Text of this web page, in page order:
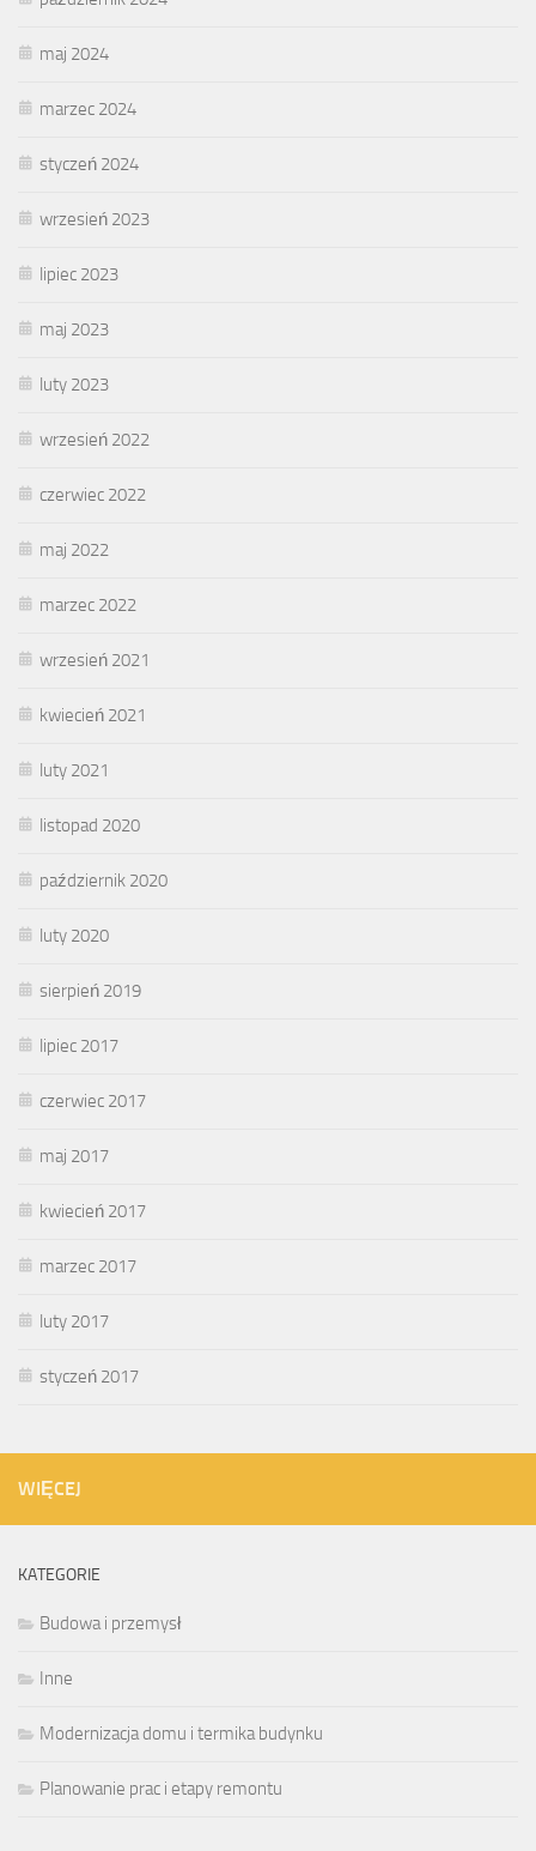
maj 2024
marzec 2024
styczeń 2024
wrzesień 2023
lipiec 2023
maj 2023
luty 2023
wrzesień 2022
czerwiec 2022
maj 2022
marzec 2022
wrzesień 2021
kwiecień 2021
luty 2021
listopad 2020
październik 2020
luty 2020
sierpień 2019
lipiec 2017
czerwiec 2017
maj 2017
kwiecień 2017
marzec 2017
luty 2017
styczeń 2017
WIĘCEJ
KATEGORIE
Budowa i przemysł
Inne
Modernizacja domu i termika budynku
Planowanie prac i etapy remontu